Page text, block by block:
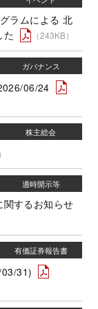
ラムによる 北
た
（243KB）
06/24
するお知らせ
31)